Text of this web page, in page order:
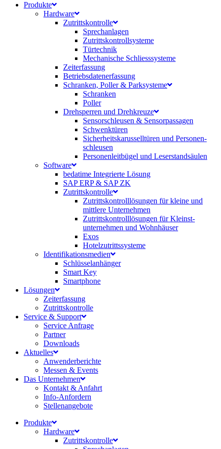
Produkte
Hardware
Zutrittskontrolle
Sprechanlagen
Zutrittskontrollsysteme
Türtechnik
Mechanische Schliesssysteme
Zeiterfassung
Betriebsdaten­erfassung
Schranken, Poller & Parksysteme
Schranken
Poller
Drehsperren und Drehkreuze
Sensorschleusen & Sensorpassagen
Schwenktüren
Sicherheits­karussell­türen und Personen­
schleusen
Personenleitbügel und Leserstandsäulen
Software
bedatime Integrierte Lösung
SAP ERP & SAP ZK
Zutrittskontrolle
Zutrittskontroll­lösungen für kleine und
mittlere Unternehmen
Zutrittskontroll­lösungen für Kleinst­
unternehmen und Wohnhäuser
Exos
Hotelzutrittssysteme
Identifikations­medien
Schlüsselanhänger
Smart Key
Smartphone
Lösungen
Zeiterfassung
Zutrittskontrolle
Service & Support
Service Anfrage
Partner
Downloads
Aktuelles
Anwenderberichte
Messen & Events
Das Unternehmen
Kontakt & Anfahrt
Info-Anfordern
Stellenangebote
Produkte
Hardware
Zutrittskontrolle